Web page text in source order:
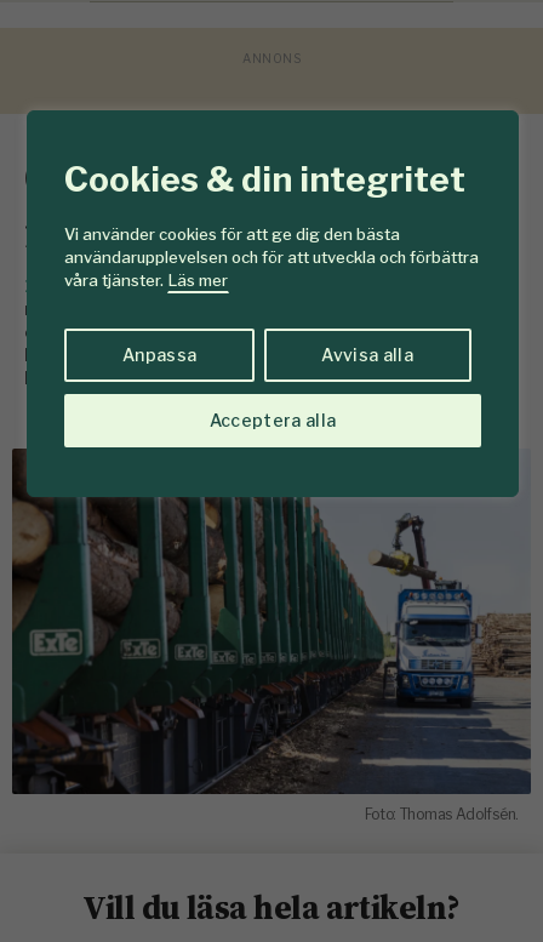
Cookies & din integritet
Vi använder cookies för att ge dig den bästa
användarupplevelsen och för att utveckla och förbättra
våra tjänster. Läs mer
Anpassa Avvisa alla
Acceptera alla
Global virkesmarknad
i omstöpning
19 december 2025 Den globala virkeshandeln söker
nya vägar. USA kan inte täcka sitt eget behov medan
exportören Kanada har en kraftig konkurrensnackdel.
Mycket vilar på östra och norra Europa - som behöver
behålla mer virke själva, enligt en ny marknadsanalys.
Foto: Thomas Adolfsén.
Vill du läsa hela artikeln?